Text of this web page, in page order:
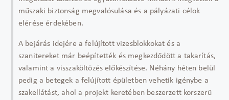
műszaki biztonság megvalósulása és a pályázati célok
elérése érdekében.
A bejárás idejére a felújított vizesblokkokat és a
szanitereket már beépítették és megkezdődött a takarítás,
valamint a visszaköltözés előkészítése. Néhány héten belül
pedig a betegek a felújított épületben vehetik igénybe a
szakellátást, ahol a projekt keretében beszerzett korszerű